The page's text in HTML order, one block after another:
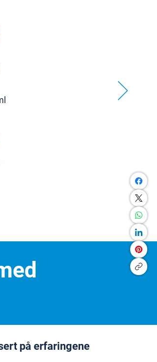
på erfaringene